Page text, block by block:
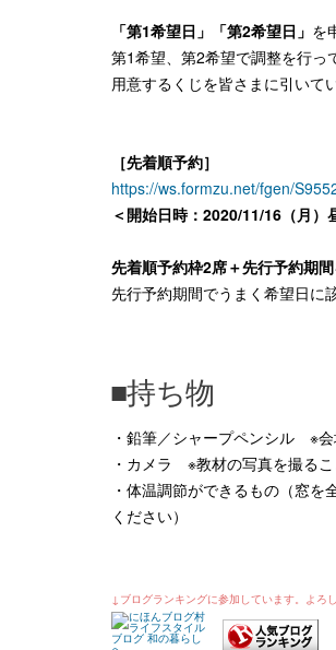
「第1希望日」「第2希望日」 を
第1希望、第2希望で調整を行っ
用意するくじを皆さまに引いて
［先着順予約］
https://ws.formzu.net/fgen/
＜開始日時：2020/11/16（月）
先着順予約枠2席＋先行予約期
先行予約期間でうまく希望日に
■持ち物
・鉛筆／シャープペンシル ※
・カメラ ※教材の写真を撮る
・体温調節ができるもの（窓
ください）
↓ブログランキングに参加しています。よろ